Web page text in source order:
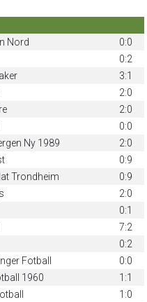
Nord
0:0
0:2
3:1
2:0
2:0
0:0
Ny 1989
2:0
0:9
Trondheim
0:9
2:0
0:1
7:2
0:2
Fotball
0:0
1960
1:1
1:0